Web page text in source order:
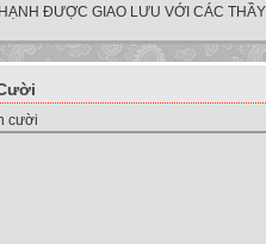
ĐƯỢC GIAO LƯU VỚI CÁC
cười